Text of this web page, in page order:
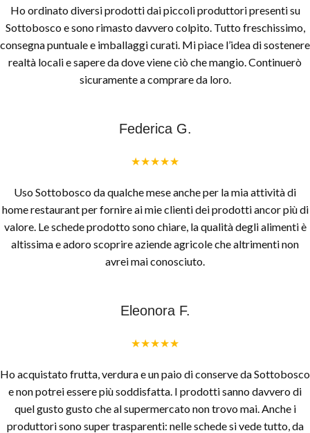
Ho ordinato diversi prodotti dai piccoli produttori presenti su
Sottobosco e sono rimasto davvero colpito. Tutto freschissimo,
consegna puntuale e imballaggi curati. Mi piace l’idea di sostenere
realtà locali e sapere da dove viene ciò che mangio. Continuerò
sicuramente a comprare da loro.
Federica G.
★★★★★
Uso Sottobosco da qualche mese anche per la mia attività di
home restaurant per fornire ai mie clienti dei prodotti ancor più di
valore. Le schede prodotto sono chiare, la qualità degli alimenti è
altissima e adoro scoprire aziende agricole che altrimenti non
avrei mai conosciuto.
Eleonora F.
★★★★★
Ho acquistato frutta, verdura e un paio di conserve da Sottobosco
e non potrei essere più soddisfatta. I prodotti sanno davvero di
quel gusto gusto che al supermercato non trovo mai. Anche i
produttori sono super trasparenti: nelle schede si vede tutto, da